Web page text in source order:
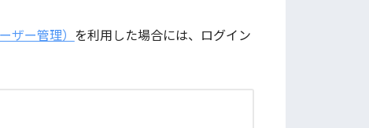
ザー管理） を利用した場合には、ログイン